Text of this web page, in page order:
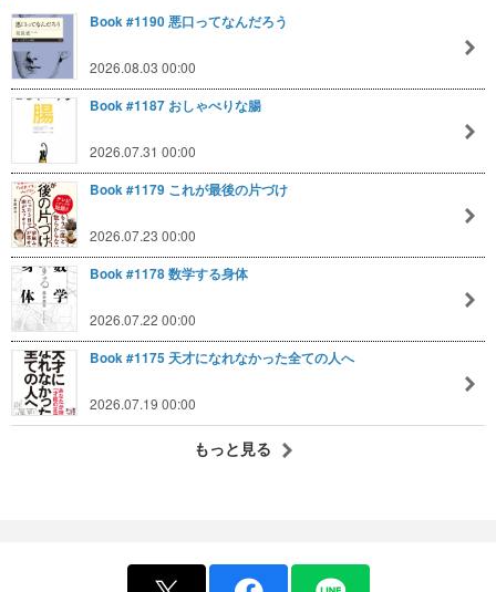
Book #1190 悪口ってなんだろう
2026.08.03 00:00
Book #1187 おしゃべりな腸
2026.07.31 00:00
Book #1179 これが最後の片づけ
2026.07.23 00:00
Book #1178 数学する身体
2026.07.22 00:00
Book #1175 天才になれなかった全ての人へ
2026.07.19 00:00
もっと見る